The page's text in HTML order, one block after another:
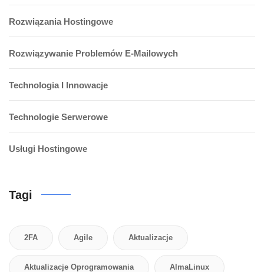
Rozwiązania Hostingowe
Rozwiązywanie Problemów E-Mailowych
Technologia I Innowacje
Technologie Serwerowe
Usługi Hostingowe
Tagi
2FA Agile Aktualizacje
Aktualizacje Oprogramowania AlmaLinux